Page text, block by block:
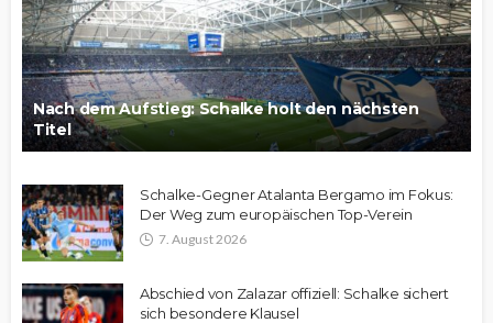
Nach dem Aufstieg: Schalke holt den nächsten
Titel
Schalke-Gegner Atalanta Bergamo im Fokus:
Der Weg zum europäischen Top-Verein
7. August 2026
Abschied von Zalazar offiziell: Schalke sichert
sich besondere Klausel